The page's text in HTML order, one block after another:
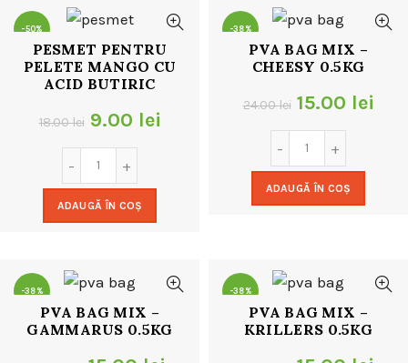
-50%
PESMET PENTRU
PELETE MANGO CU
ACID BUTIRIC
18.00lei Prețul
inițial
a
fost:
9.00 lei
ADAUGĂ ÎN COȘ
-38%
PVA BAG MIX –
CHEESY 0.5KG
24.00lei Prețul
inițial
a
fost:
15.00 lei
ADAUGĂ ÎN COȘ
-38%
PVA BAG MIX –
GAMMARUS 0.5KG
-38%
PVA BAG MIX –
KRILLERS 0.5KG